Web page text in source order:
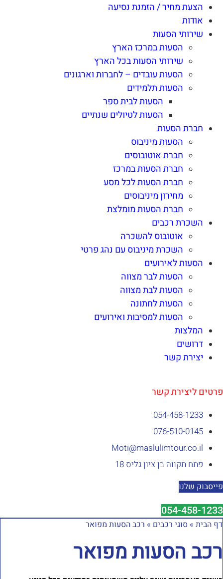
הצעת מחיר / הזמנת נסיעה
אודות
שירותי הסעות
הסעות במרכז הארץ
שירותי הסעות בכל הארץ
הסעות עובדים – לחברות וארגונים
הסעות תלמידים
הסעות לבית ספר
הסעות לטיולים שנתיים
חברת הסעות
הסעות מיניבוס
חברת אוטובוסים
חברת הסעות במרכז
חברת הסעות לכל מסע
מחירון מיניבוסים
חברת הסעות מומלצת
השכרת רכבים
אוטובוס להשכרה
השכרת מיניבוס עם נהג פרטי
הסעות לאירועים
הסעות לבר מצווה
הסעות לבת מצווה
הסעות לחתונה
הסעות למסיבות ואירועים
המלצות
דרושים
יצירת קשר
ליצירת קשר
054-458-1233⁩
076-510-0145
Moti@maslulimtour.co.il
פתח תקווה בן ציון גליס 18
שלנו
054-458-
הבית»סוגי רכבים»רכב הסעות מפואר
הסעות מפואר